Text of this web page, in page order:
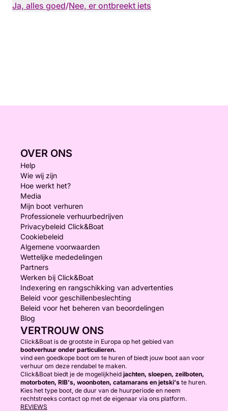
Ja, alles goed/Nee, er ontbreekt iets
OVER ONS
Help
Wie wij zijn
Hoe werkt het?
Media
Mijn boot verhuren
Professionele verhuurbedrijven
Privacybeleid Click&Boat
Cookiebeleid
Algemene voorwaarden
Wettelijke mededelingen
Partners
Werken bij Click&Boat
Indexering en rangschikking van advertenties
Beleid voor geschillenbeslechting
Beleid voor het beheren van beoordelingen
Blog
VERTROUW ONS
Click&Boat is de grootste in Europa op het gebied van
bootverhuur onder particulieren.
vind een goedkope boot om te huren of biedt jouw boot aan voor
verhuur om deze rendabel te maken.
Click&Boat biedt je de mogelijkheid jachten, sloepen, zeilboten,
motorboten, RIB's, woonboten, catamarans en jetski's te huren.
Kies het type boot, de duur van de huurperiode en neem
rechtstreeks contact op met de eigenaar via ons platform.
REVIEWS